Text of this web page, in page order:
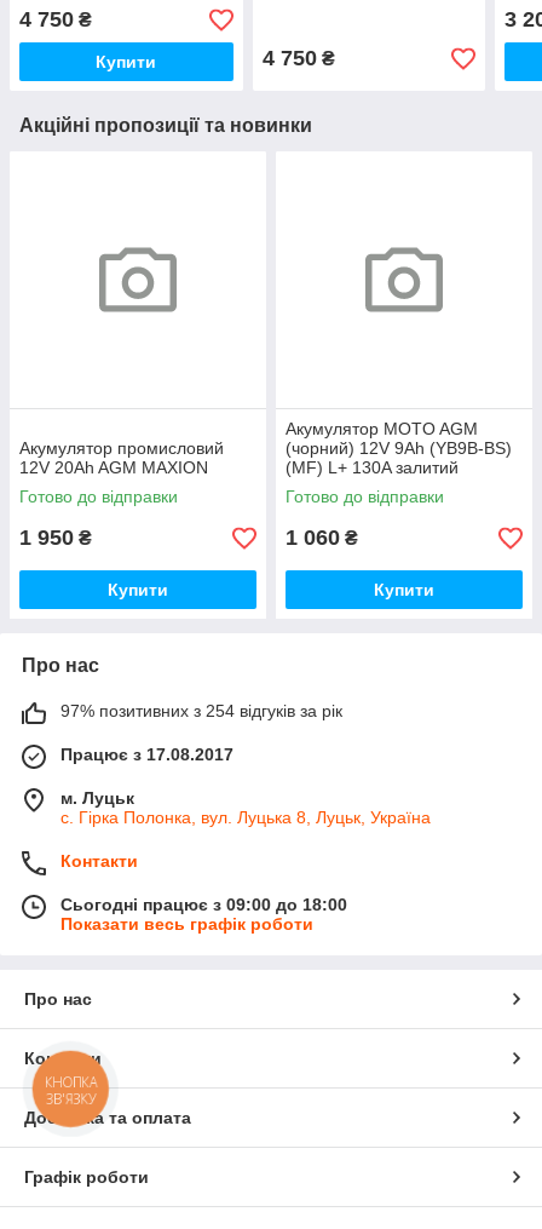
4 750 ₴
Купити 4 750₴
3
Акційні пропозиції та новинки
Акумулятор промисловий
12V 20Ah AGM MAXION
Готово до відправки
1 950 ₴
Купити
Акумулятор MOTO AGM
(чорний) 12V 9Ah (YB9B-ВS)
(MF) L+ 130A залитий
Готово до відправки
1 060 ₴
Купити
Про нас
97% позитивних з 254 відгуків за рік
Працює з 17.08.2017
м. Луцьк
с. Гірка Полонка, вул. Луцька 8, Луцьк, Україна
Контакти
Сьогодні працює з 09:00 до 18:00
Показати весь графік роботи
Про нас
Контакти
Доставка та оплата
Графік роботи
КНОПКА
ЗВ'ЯЗКУ